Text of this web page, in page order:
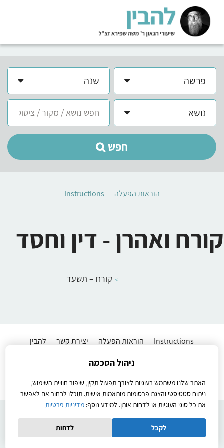
פרשה שנה
נושא
חפש
הוראות הפעלה Instructions
קורח ואהרן - דין וחסד
קורח – תשעד
Instructions הוראות הפעלה יצירת קשר
להבין
Ⓒ2026כל הזכויות שמורות
Created by
ניהול הסכמה
האתר שלנו משתמש בעוגיות לצורך תפעול תקין, שיפור חוויית השימוש,
ניתוח סטטיסטי והצגת פרסומות מותאמות אישית. תוכלו לבחור אם לאפשר
את כל סוגי העוגיות או לדחות אותן. למידע נוסף:מדיניות פרטיות
לקבל לדחות